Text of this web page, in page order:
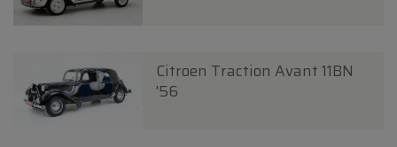
Citroen Traction Avant 11BN
'56